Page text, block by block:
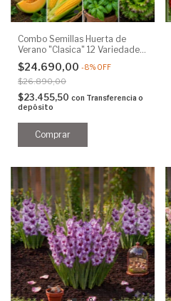
Combo Semillas Huerta de
Verano "Clasica" 12 Variedades
150 Semillas
$24.690,00 -8% OFF
$26.890,00
$23.455,50 con Transferencia o
depósito